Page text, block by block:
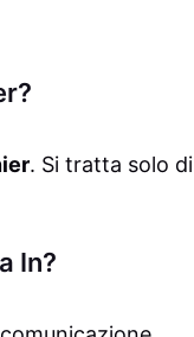
. Si tratta solo di
In?